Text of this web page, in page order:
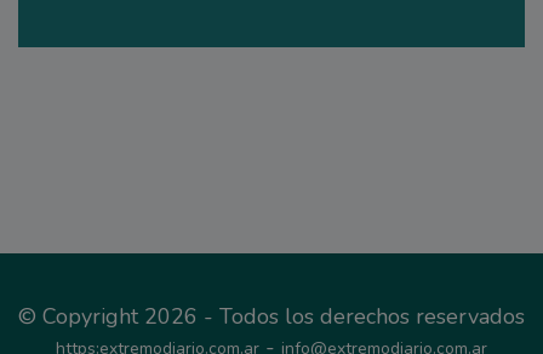
© Copyright 2026 - Todos los derechos reservados
https:extremodiario.com.ar - info@extremodiario.com.ar